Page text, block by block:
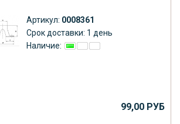
Артикул: 0008361
Срок доставки: 1 день
Наличие:
99,00 РУБ